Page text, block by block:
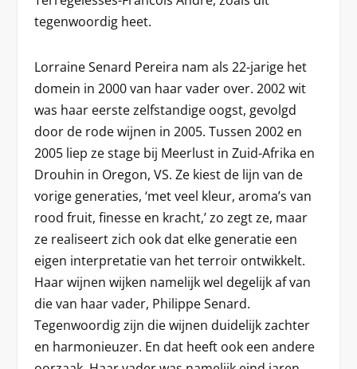
tegenwoordig heet.
Lorraine Senard Pereira nam als 22-jarige het
domein in 2000 van haar vader over. 2002 wit
was haar eerste zelfstandige oogst, gevolgd
door de rode wijnen in 2005. Tussen 2002 en
2005 liep ze stage bij Meerlust in Zuid-Afrika en
Drouhin in Oregon, VS. Ze kiest de lijn van de
vorige generaties, ‘met veel kleur, aroma’s van
rood fruit, finesse en kracht,’ zo zegt ze, maar
ze realiseert zich ook dat elke generatie een
eigen interpretatie van het terroir ontwikkelt.
Haar wijnen wijken namelijk wel degelijk af van
die van haar vader, Philippe Senard.
Tegenwoordig zijn die wijnen duidelijk zachter
en harmonieuzer. En dat heeft ook een andere